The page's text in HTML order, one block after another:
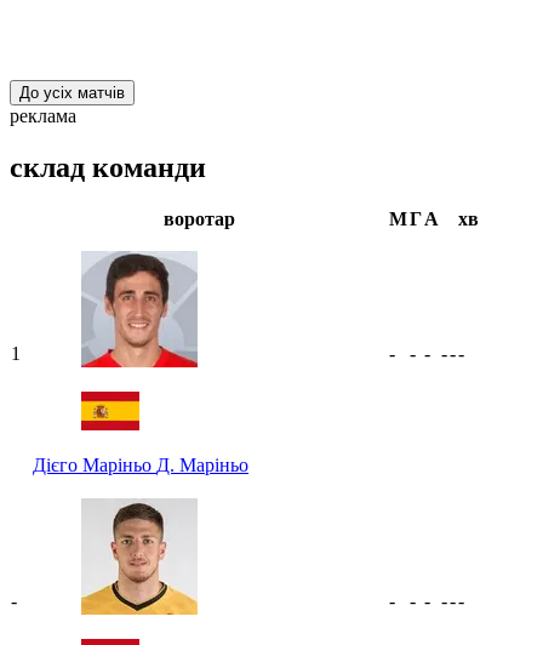
До усіх матчів
реклама
склад команди
воротар МГА хв
1
Дієго Маріньо Д. Маріньо
- - - ---
- - - - ---